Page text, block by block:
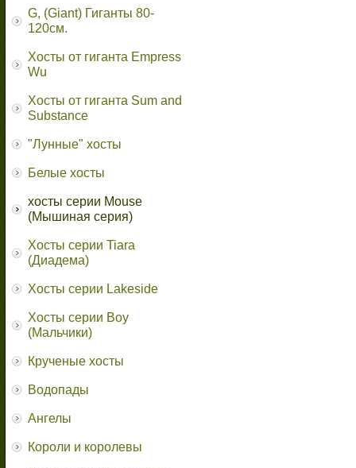
G, (Giant) Гиганты 80-
120см.
Хосты от гиганта Empress
Wu
Хосты от гиганта Sum and
Substance
"Лунные" хосты
Белые хосты
хосты серии Mouse
(Мышиная серия)
Хосты серии Tiara
(Диадема)
Хосты серии Lakeside
Хосты серии Boy
(Мальчики)
Крученые хосты
Водопады
Ангелы
Короли и королевы